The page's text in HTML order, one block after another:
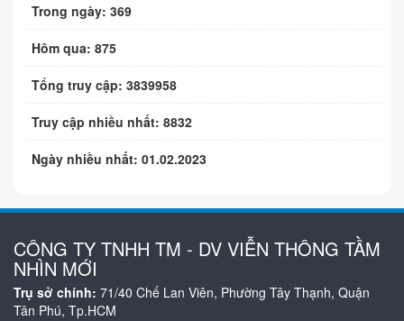
Trong ngày: 369
Hôm qua: 875
Tổng truy cập: 3839958
Truy cập nhiều nhất: 8832
Ngày nhiều nhất: 01.02.2023
CÔNG TY TNHH TM - DV VIỄN THÔNG TẦM
NHÌN MỚI
Trụ sở chính: 71/40 Chế Lan Viên, Phường Tây Thạnh, Quận
Tân Phú, Tp.HCM